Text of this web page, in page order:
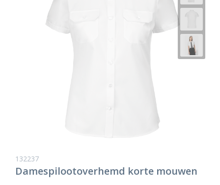
132237
Damespilootoverhemd korte mouwen